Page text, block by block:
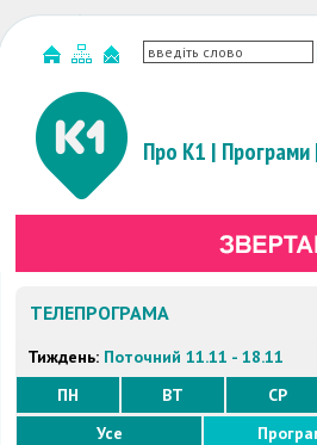
Про К1 | Програми
ТЕЛЕПРОГРАМА
Тиждень: Поточний 11.11 - 18.11
ПН
ВТ СР
Усе